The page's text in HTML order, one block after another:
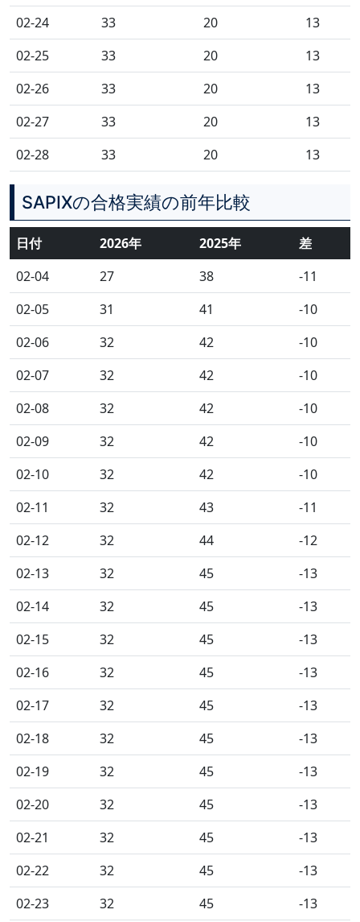
02-24
33 20
13
02-25
33 20
13
02-26
33 20
13
02-27
33 20
13
02-28
33 20 13
SAPIXの合格実績の前年比較
日付 2026年 2025年
差
02-04
27 38
-11
02-05
31 41
-10
02-06
32 42
-10
02-07
32 42
-10
02-08
32 42
-10
02-09
32 42
-10
02-10
32 42
-10
02-11
32 43
-11
02-12
32 44
-12
02-13
32 45
-13
02-14
32 45
-13
02-15
32 45
-13
02-16
32 45
-13
02-17
32 45
-13
02-18
32 45
-13
02-19
32 45
-13
02-20
32 45
-13
02-21
32 45
-13
02-22
32 45
-13
02-23
32 45 -13